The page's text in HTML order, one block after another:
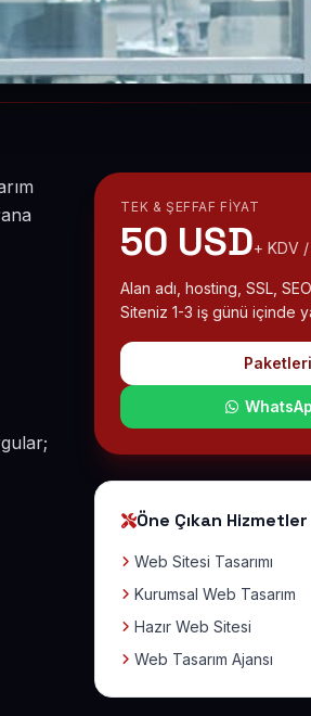
TEK & ŞEFFAF FIYAT
50 USD+ KDV /
Alan adı, hosting, SSL,
Siteniz 1-3 iş günü içinde
Öne Çıkan Hizmetler
Web Sitesi Tasarımı
Kurumsal Web Tasarım
Hazır Web Sitesi
Web Tasarım Ajansı